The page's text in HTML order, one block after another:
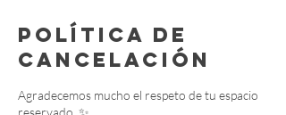
Política de
cancelación
Agradecemos mucho el respeto de tu espacio
reservado. ✨